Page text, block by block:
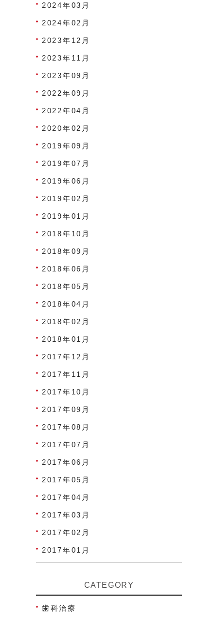
2024年03月
2024年02月
2023年12月
2023年11月
2023年09月
2022年09月
2022年04月
2020年02月
2019年09月
2019年07月
2019年06月
2019年02月
2019年01月
2018年10月
2018年09月
2018年06月
2018年05月
2018年04月
2018年02月
2018年01月
2017年12月
2017年11月
2017年10月
2017年09月
2017年08月
2017年07月
2017年06月
2017年05月
2017年04月
2017年03月
2017年02月
2017年01月
CATEGORY
歯科治療